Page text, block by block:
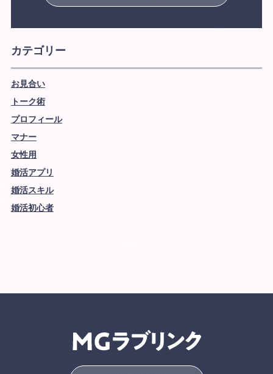
カテゴリー
お見合い
トーク術
プロフィール
マナー
女性用
婚活アプリ
婚活スキル
婚活初心者